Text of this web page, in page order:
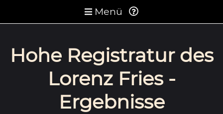
Menü
Hohe Registratur des
Lorenz Fries -
Ergebnisse